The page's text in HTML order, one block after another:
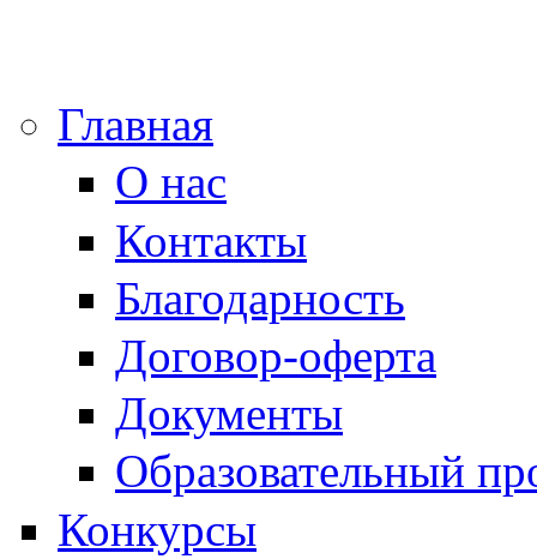
Главная
О нас
Контакты
Благодарность
Договор-оферта
Документы
Образовательный
Конкурсы